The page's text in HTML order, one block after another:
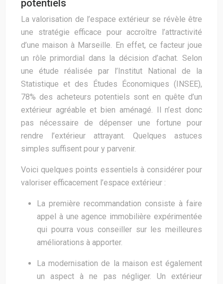
potentiels
La valorisation de l’espace extérieur se révèle être
une stratégie efficace pour accroître l’attractivité
d’une maison à Marseille. En effet, ce facteur joue
un rôle primordial dans la décision d’achat. Selon
une étude réalisée par l’Institut National de la
Statistique et des Études Économiques (INSEE),
78% des acheteurs potentiels sont en quête d’un
extérieur agréable et bien aménagé. Il n’est donc
pas nécessaire de dépenser une fortune pour
rendre l’extérieur attrayant. Quelques astuces
simples suffisent pour y parvenir.
Voici quelques points essentiels à considérer pour
valoriser efficacement l’espace extérieur :
La première recommandation consiste à faire
appel à une agence immobilière expérimentée
qui pourra vous conseiller sur les meilleures
améliorations à apporter.
La modernisation de la maison est également
un aspect à ne pas négliger. Un extérieur